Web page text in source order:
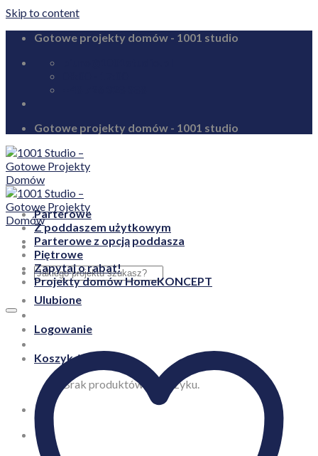
Skip to content
Gotowe projekty domów - 1001 studio
Gotowe projekty domów - 1001 studio
Ulubione
Logowanie
Koszyk /0,00
Brak produktów w koszyku.
Parterowe
Z poddaszem użytkowym
Parterowe z opcją poddasza
Piętrowe
Zapytaj o rabat!
Projekty domów HomeKONCEPT